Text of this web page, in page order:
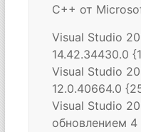
C++ от
Visual Studio
14.42.34430.0
Visual Studio
12.0.40664.0
Visual Studio
обновлением 4